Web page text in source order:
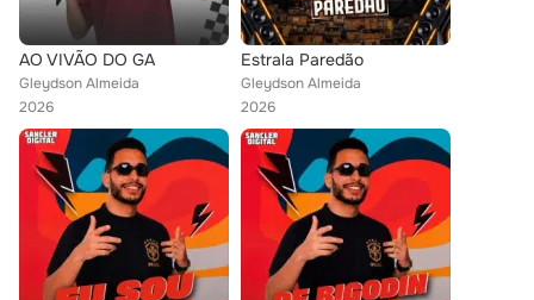
AO VIVÃO DO GA
Gleydson Almeida
2026
Estrala Paredão
Gleydson Almeida
2026